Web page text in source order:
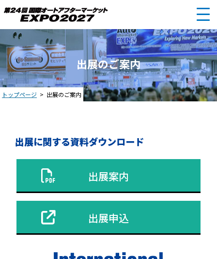
出展のご案内
トップページ 出展のご案内
出展に関する資料ダウンロード
出展案内
出展申込